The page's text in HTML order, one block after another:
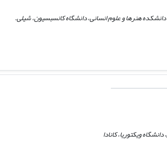
هنرها و علوم انسانی، دانشگاه کانسبسیون، شیلی.
ویکتوریا، کانادا